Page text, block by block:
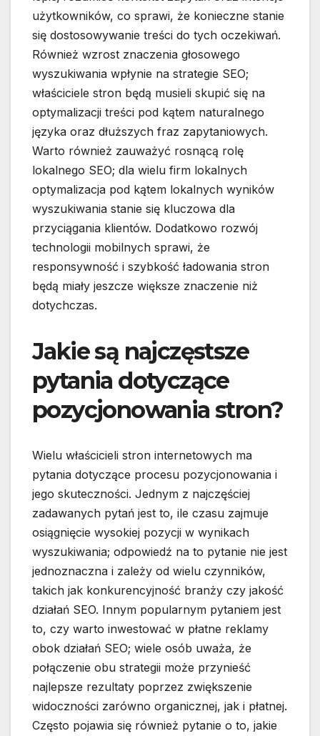
użytkowników, co sprawi, że konieczne stanie
się dostosowywanie treści do tych oczekiwań.
Również wzrost znaczenia głosowego
wyszukiwania wpłynie na strategie SEO;
właściciele stron będą musieli skupić się na
optymalizacji treści pod kątem naturalnego
języka oraz dłuższych fraz zapytaniowych.
Warto również zauważyć rosnącą rolę
lokalnego SEO; dla wielu firm lokalnych
optymalizacja pod kątem lokalnych wyników
wyszukiwania stanie się kluczowa dla
przyciągania klientów. Dodatkowo rozwój
technologii mobilnych sprawi, że
responsywność i szybkość ładowania stron
będą miały jeszcze większe znaczenie niż
dotychczas.
Jakie są najczęstsze
pytania dotyczące
pozycjonowania stron?
Wielu właścicieli stron internetowych ma
pytania dotyczące procesu pozycjonowania i
jego skuteczności. Jednym z najczęściej
zadawanych pytań jest to, ile czasu zajmuje
osiągnięcie wysokiej pozycji w wynikach
wyszukiwania; odpowiedź na to pytanie nie jest
jednoznaczna i zależy od wielu czynników,
takich jak konkurencyjność branży czy jakość
działań SEO. Innym popularnym pytaniem jest
to, czy warto inwestować w płatne reklamy
obok działań SEO; wiele osób uważa, że
połączenie obu strategii może przynieść
najlepsze rezultaty poprzez zwiększenie
widoczności zarówno organicznej, jak i płatnej.
Często pojawia się również pytanie o to, jakie